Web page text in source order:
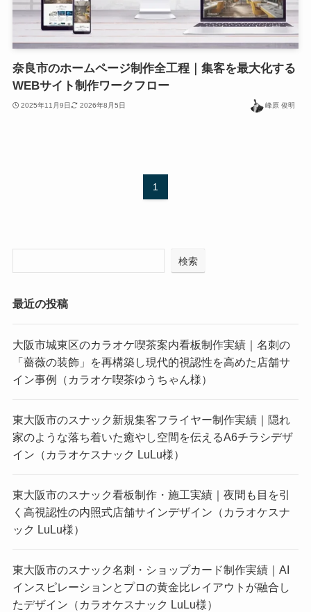
奈良市のホームページ制作全工程｜集客を最大化する
WEBサイト制作ワークフロー
2025年11月9日 2026年8月5日 峰原 俊明
1
検索
最近の投稿
大阪市城東区のカラオケ喫茶案内看板制作実績｜名刺の
「薔薇の装飾」を再構築し現代的視認性を高めた店舗サ
イン事例（カラオケ喫茶ゆうちゃん様）
東大阪市のスナック新規集客フライヤー制作実績｜隠れ
家のような落ち着いた癒やし空間を伝えるA6チラシデザ
イン（カラオケスナック LuLu様）
東大阪市のスナック看板制作・施工実績｜夜間も目を引
く高視認性の内照式店舗サインデザイン（カラオケスナ
ック LuLu様）
東大阪市のスナック名刺・ショップカード制作実績｜AI
インスピレーションとプロの黄金比レイアウトが融合し
たデザイン（カラオケスナック LuLu様）